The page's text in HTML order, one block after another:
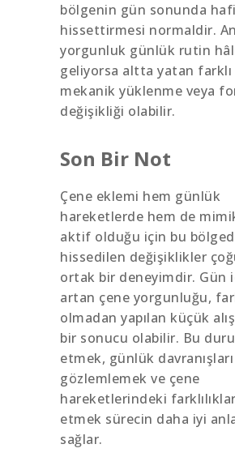
bölgenin gün sonunda
hissettirmesi normaldir.
yorgunluk günlük rutin
geliyorsa altta yatan farklı
mekanik yüklenme veya
değişikliği olabilir.
Son Bir Not
Çene eklemi hem günlük
hareketlerde hem de
aktif olduğu için bu
hissedilen değişiklikler
ortak bir deneyimdir. Gün
artan çene yorgunluğu,
olmadan yapılan küçük
bir sonucu olabilir. Bu
etmek, günlük davranışları
gözlemlemek ve çene
hareketlerindeki
etmek sürecin daha iyi
sağlar.